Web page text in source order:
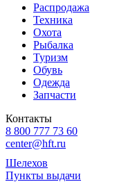
Распродажа
Техника
Охота
Рыбалка
Туризм
Обувь
Одежда
Запчасти
Контакты
8 800 777 73 60
center@hft.ru
Шелехов
Пункты выдачи